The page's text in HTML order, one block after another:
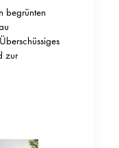
begrünten
zur